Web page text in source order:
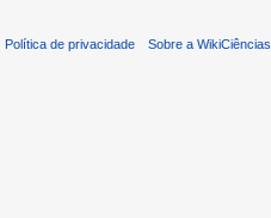
Política de privacidade Sobre a WikiCiências